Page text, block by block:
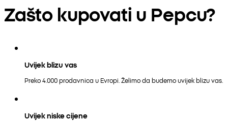
Zašto kupovati u Pepcu?
Uvijek blizu vas
Preko 4.000 prodavnica u Evropi. Želimo da budemo uvijek blizu vas.
Uvijek niske cijene